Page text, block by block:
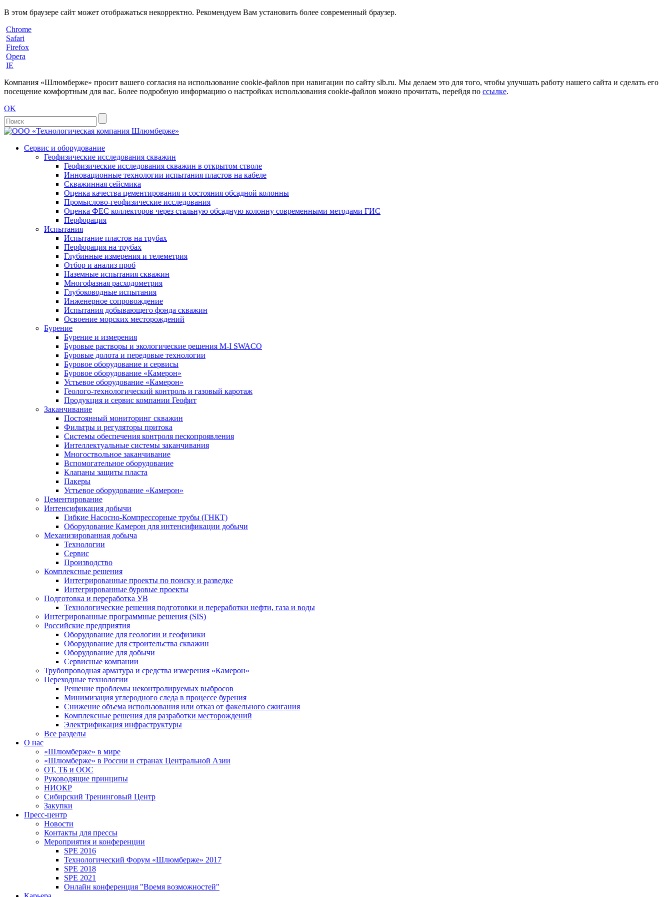
В этом браузере сайт может отображаться некорректно. Рекомендуем Вам установить более современный браузер.
Chrome
Safari
Firefox
Opera
IE
Компания «Шлюмберже» просит вашего согласия на использование cookie-файлов при навигации по сайту slb.ru. Мы делаем это для того, чтобы улучшать работу нашего сайта и сделать его
посещение комфортным для вас. Более подробную информацию о настройках использования cookie-файлов можно прочитать, перейдя по ссылке.
OK
Сервис и оборудование
Геофизические исследования скважин
Геофизические исследования скважин в открытом стволе
Инновационные технологии испытания пластов на кабеле
Скважинная сейсмика
Оценка качества цементирования и состояния обсадной колонны
Промыслово-геофизические исследования
Оценка ФЕС коллекторов через стальную обсадную колонну современными методами ГИС
Перфорация
Испытания
Испытание пластов на трубах
Перфорация на трубах
Глубинные измерения и телеметрия
Отбор и анализ проб
Наземные испытания скважин
Многофазная расходометрия
Глубоководные испытания
Инженерное сопровождение
Испытания добывающего фонда скважин
Освоение морских месторождений
Бурение
Бурение и измерения
Буровые растворы и экологические решения M-I SWACO
Буровые долота и передовые технологии
Буровое оборудование и сервисы
Буровое оборудование «Камерон»
Устьевое оборудование «Камерон»
Геолого-технологический контроль и газовый каротаж
Продукция и сервис компании Геофит
Заканчивание
Постоянный мониторинг скважин
Фильтры и регуляторы притока
Cистемы обеспечения контроля пескопроявления
Интеллектуальные системы заканчивания
Многоствольное заканчивание
Вспомогательное оборудование
Клапаны защиты пласта
Пакеры
Устьевое оборудование «Камерон»
Цементирование
Интенсификация добычи
Гибкие Насосно-Компрессорные трубы (ГНКТ)
Оборудование Камерон для интенсификации добычи
Механизированная добыча
Технологии
Сервис
Производство
Комплексные решения
Интегрированные проекты по поиску и разведке
Интегрированные буровые проекты
Подготовка и переработка УВ
Технологические решения подготовки и переработки нефти, газа и воды
Интегрированные программные решения (SIS)
Российские предприятия
Оборудование для геологии и геофизики
Оборудование для строительства скважин
Оборудование для добычи
Сервисные компании
Трубопроводная арматура и средства измерения «Камерон»
Переходные технологии
Решение проблемы неконтролируемых выбросов
Минимизация углеродного следа в процессе бурения
Снижение объема использования или отказ от факельного сжигания
Комплексные решения для разработки месторождений
Электрификация инфраструктуры
Все разделы
О нас
«Шлюмберже» в мире
«Шлюмберже» в России и странах Центральной Азии
ОТ, ТБ и ООС
Руководящие принципы
НИОКР
Сибирский Тренинговый Центр
Закупки
Пресс-центр
Новости
Контакты для прессы
Мероприятия и конференции
SPE 2016
Технологический Форум «Шлюмберже» 2017
SPE 2018
SPE 2021
Онлайн конференция "Время возможностей"